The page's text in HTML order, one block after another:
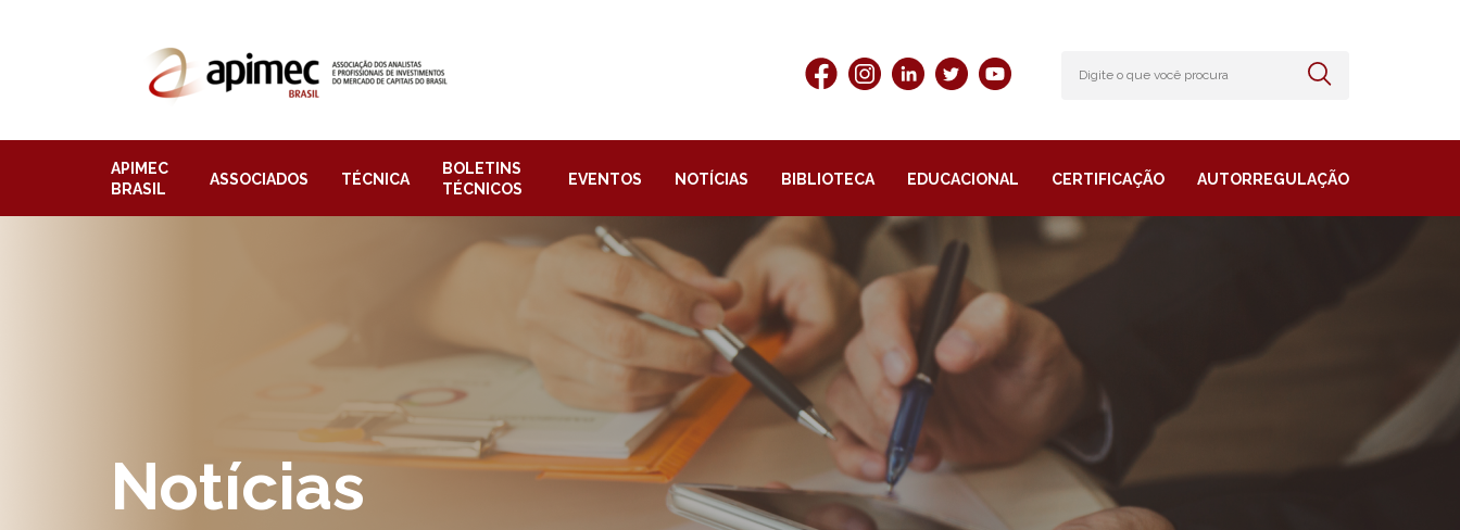
APIMEC
BRASIL
ASSOCIADOS TÉCNICA
BOLETINS
TÉCNICOS
EVENTOS NOTÍCIAS BIBLIOTECA EDUCACIONAL CERTIFICAÇÃO AUTORREGULAÇÃO
Notícias